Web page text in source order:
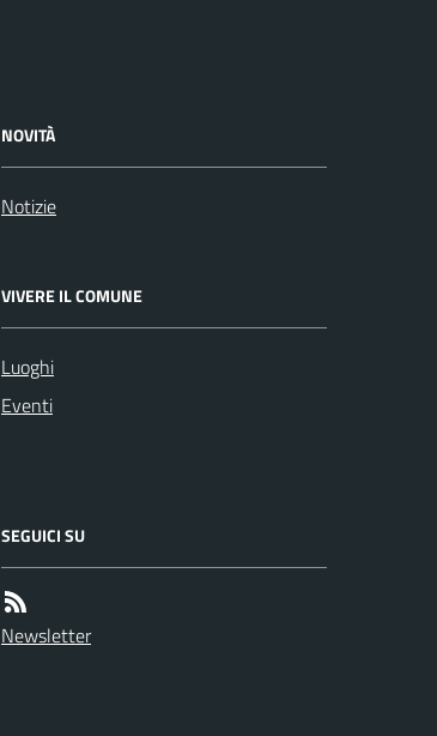
NOVITÀ
Notizie
VIVERE IL COMUNE
Luoghi
Eventi
SEGUICI SU
Newsletter